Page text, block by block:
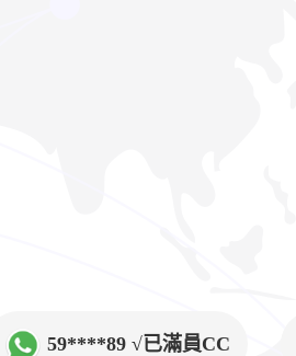
59****89 √已滿員CC